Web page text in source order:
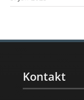
Kontakt